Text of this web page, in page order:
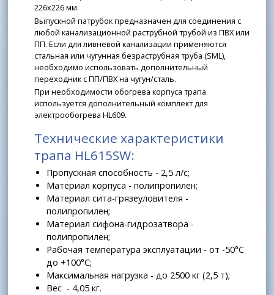
226x226 мм.
Выпускной патрубок предназначен для соединения с
любой канализационной раструбной трубой из ПВХ или
ПП. Если для ливневой канализации применяются
стальная или чугунная безраструбная труба (SML),
необходимо использовать дополнительный
переходник с ПП/ПВХ на чугун/сталь.
При необходимости обогрева корпуса трапа
используется дополнительный комплект для
электрообогрева HL609.
Технические характеристики
трапа HL615SW:
Пропускная способность - 2,5 л/с;
Материал корпуса - полипропилен;
Материал сита-грязеуловителя -
полипропилен;
Материал сифона-гидрозатвора -
полипропилен;
Рабочая температура эксплуатации - от -50°С
до +100°С;
Максимальная нагрузка - до 2500 кг (2,5 т);
Вес - 4,05 кг.